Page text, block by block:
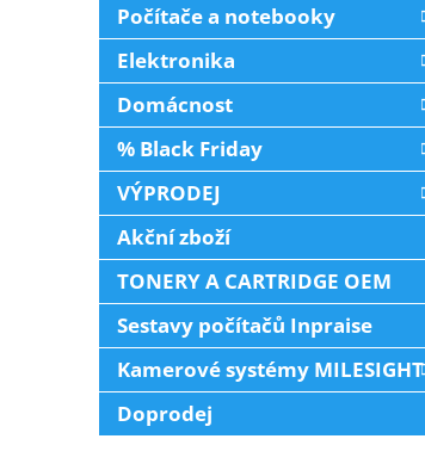
Počítače a notebooky
Elektronika
Domácnost
% Black Friday
VÝPRODEJ
Akční zboží
TONERY A CARTRIDGE OEM
Sestavy počítačů Inpraise
Kamerové systémy MILESIGHT
Doprodej